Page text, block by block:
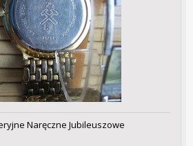
Naręczne Jubileuszowe